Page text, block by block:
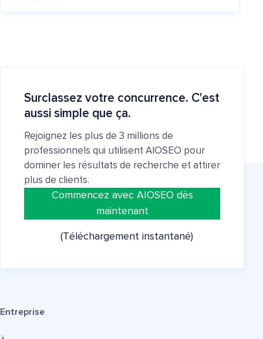
Surclassez votre concurrence. C'est
aussi simple que ça.
Rejoignez les plus de 3 millions de
professionnels qui utilisent AIOSEO pour
dominer les résultats de recherche et attirer
plus de clients.
Commencez avec AIOSEO dès
maintenant
(Téléchargement instantané)
Entreprise